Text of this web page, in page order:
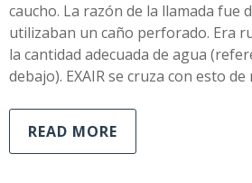
caucho. La razón de la llamada fue
utilizaban un caño perforado. Era
la cantidad adecuada de agua
debajo). EXAIR se cruza con esto
READ MORE